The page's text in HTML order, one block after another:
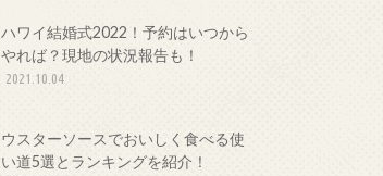
ハワイ結婚式2022！予約はいつから
やれば？現地の状況報告も！
2021.10.04
ウスターソースでおいしく食べる使
い道5選とランキングを紹介！